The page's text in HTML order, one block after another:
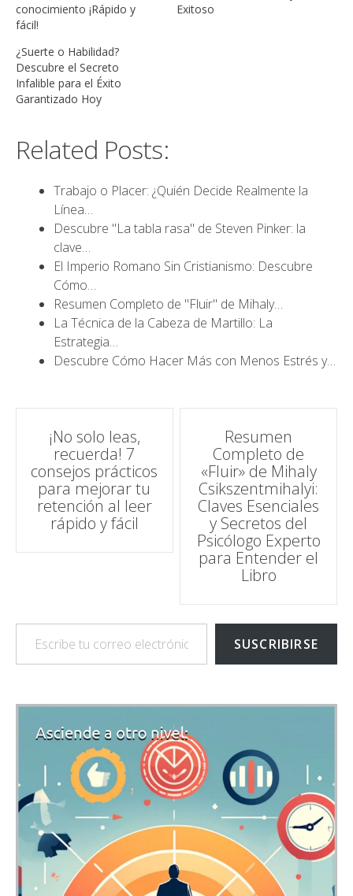
conocimiento ¡Rápido y
fácil!
Exitoso
¿Suerte o Habilidad?
Descubre el Secreto
Infalible para el Éxito
Garantizado Hoy
Related Posts:
Trabajo o Placer: ¿Quién Decide Realmente la
Línea…
Descubre "La tabla rasa" de Steven Pinker: la
clave…
El Imperio Romano Sin Cristianismo: Descubre
Cómo…
Resumen Completo de "Fluir" de Mihaly…
La Técnica de la Cabeza de Martillo: La
Estrategia…
Descubre Cómo Hacer Más con Menos Estrés y…
Navegación
de
entradas
¡No solo leas,
recuerda! 7
consejos prácticos
para mejorar tu
retención al leer
rápido y fácil
Resumen
Completo de
«Fluir» de Mihaly
Csikszentmihalyi:
Claves Esenciales
y Secretos del
Psicólogo Experto
para Entender el
Libro
Escribe tu correo electrónico…
SUSCRIBIRSE